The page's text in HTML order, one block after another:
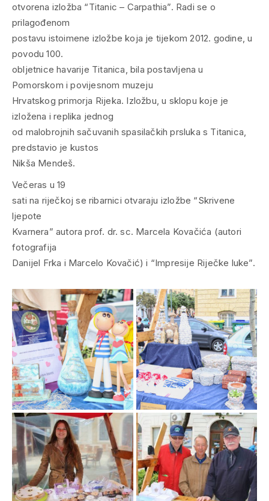
otvorena izložba “Titanic – Carpathia”. Radi se o
prilagođenom
postavu istoimene izložbe koja je tijekom 2012. godine, u
povodu 100.
obljetnice havarije Titanica, bila postavljena u
Pomorskom i povijesnom muzeju
Hrvatskog primorja Rijeka. Izložbu, u sklopu koje je
izložena i replika jednog
od malobrojnih sačuvanih spasilačkih prsluka s Titanica,
predstavio je kustos
Nikša Mendeš.
Večeras u 19
sati na riječkoj se ribarnici otvaraju izložbe “Skrivene
ljepote
Kvarnera” autora prof. dr. sc. Marcela Kovačića (autori
fotografija
Danijel Frka i Marcelo Kovačić) i “Impresije Riječke luke”.